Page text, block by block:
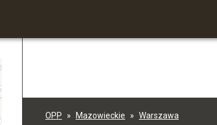
OPP Mazowieckie Warszawa